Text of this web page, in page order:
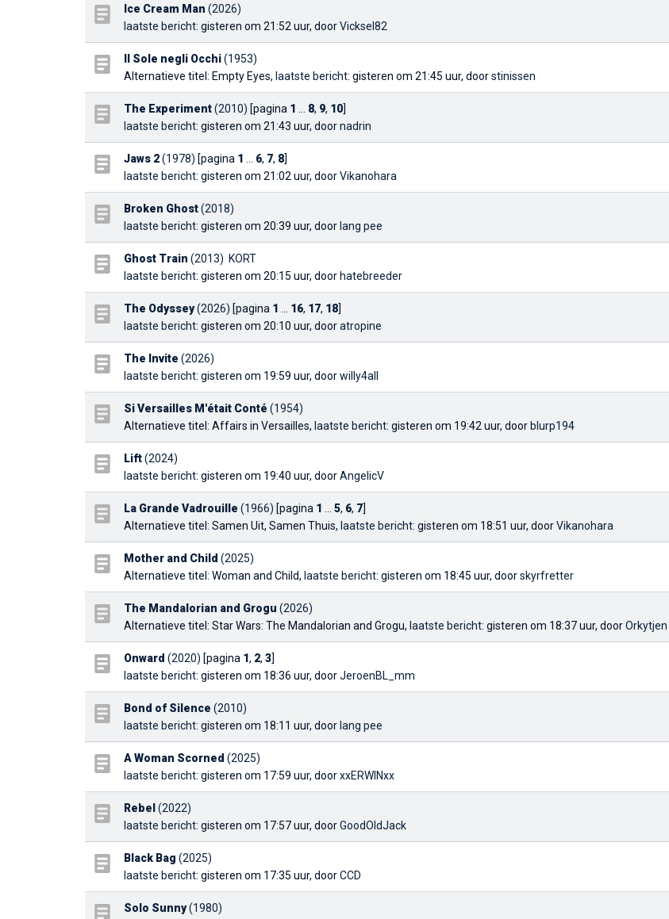
Ice Cream Man (2026)
laatste bericht: gisteren om 21:52 uur, doorVicksel82
Il Sole negli Occhi(1953)
Alternatieve titel: Empty Eyes, laatste bericht: gisteren om 21:45 uur, doorstinissen
The Experiment(2010) [pagina 1 8, 9, 10]
laatste bericht: gisteren om 21:43 uur, doornadrin
Jaws 2(1978) [pagina 1 6, 7, 8]
laatste bericht: gisteren om 21:02 uur, doorVikanohara
Broken Ghost(2018)
laatste bericht: gisteren om 20:39 uur, door lang pee
Ghost Train (2013) KORT
laatste bericht: gisteren om 20:15 uur, door hatebreeder
The Odyssey(2026) [pagina 1 16, 17, 18]
laatste bericht: gisteren om 20:10 uur, dooratropine
The Invite (2026)
laatste bericht: gisteren om 19:59 uur, doorwilly4all
Si Versailles M'était Conté (1954)
Alternatieve titel: Affairs in Versailles, laatste bericht: gisteren om 19:42 uur, door blurp194
Lift(2024)
laatste bericht: gisteren om 19:40 uur, doorAngelicV
La Grande Vadrouille (1966) [pagina 1 5, 6, 7]
Alternatieve titel: Samen Uit, Samen Thuis, laatste bericht: gisteren om 18:51 uur, doorVikanohara
Mother and Child (2025)
Alternatieve titel: Woman and Child, laatste bericht: gisteren om 18:45 uur, doorskyrfretter
The Mandalorian and Grogu (2026)
Alternatieve titel: Star Wars: The Mandalorian and Grogu, laatste bericht: gisteren om 18:37 uur, doorOrkytjen
Onward (2020) [pagina 1, 2, 3]
laatste bericht: gisteren om 18:36 uur, doorJeroenBL_mm
Bond of Silence (2010)
laatste bericht: gisteren om 18:11 uur, door lang pee
A Woman Scorned (2025)
laatste bericht: gisteren om 17:59 uur, doorxxERWINxx
Rebel (2022)
laatste bericht: gisteren om 17:57 uur, doorGoodOldJack
Black Bag (2025)
laatste bericht: gisteren om 17:35 uur, doorCCD
Solo Sunny(1980)